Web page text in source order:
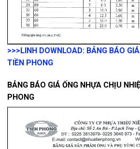
>>>LINH DOWNLOAD: BẢNG BÁO
TIỀN PHONG
BẢNG BÁO GIÁ ỐNG NHỰA CHỊU
PHONG